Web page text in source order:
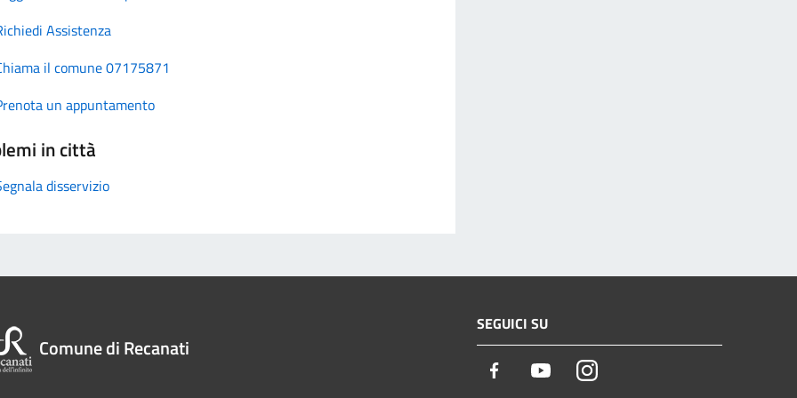
Assistenza
il comune 07175871
un appuntamento
in città
disservizio
Comune di Recanati
SEGUICI SU
Facebook YoutubeInstagram